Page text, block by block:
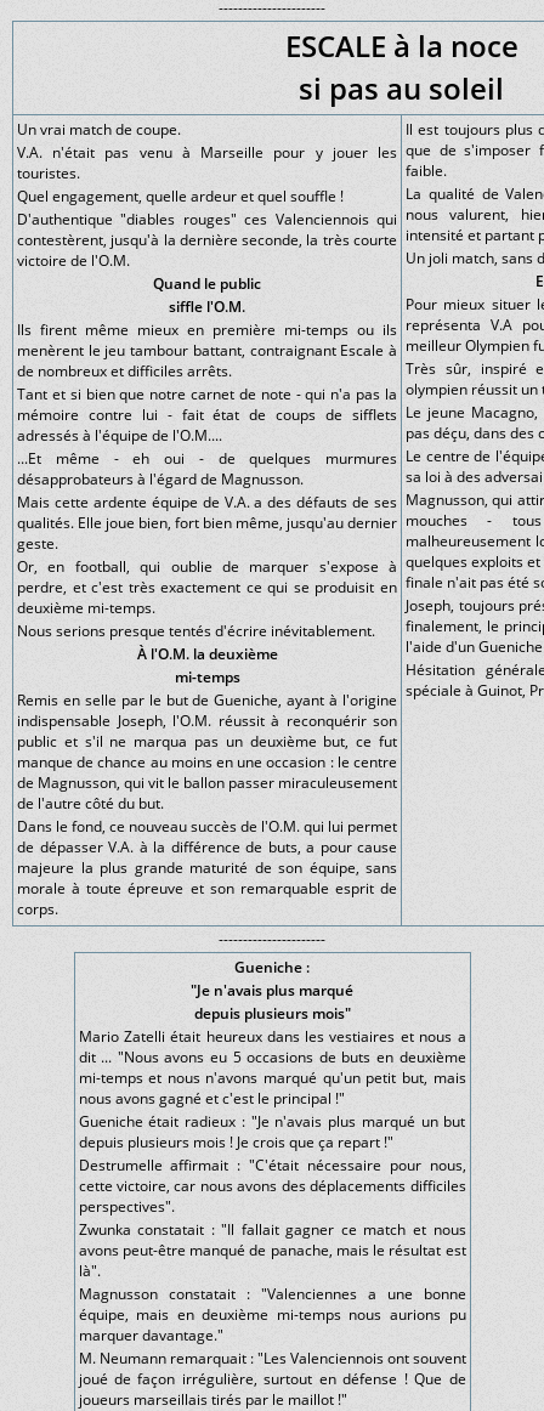
----------------------
ESCALE à la noce
si pas au soleil
Un vrai match de coupe.
V.A. n'était pas venu à Marseille pour y jouer les
touristes.
Quel engagement, quelle ardeur et quel souffle !
D'authentique "diables rouges" ces Valenciennois qui
contestèrent, jusqu'à la dernière seconde, la très courte
victoire de l'O.M.
Quand le public
siffle l'O.M.
Ils firent même mieux en première mi-temps ou ils
menèrent le jeu tambour battant, contraignant Escale à
de nombreux et difficiles arrêts.
Tant et si bien que notre carnet de note - qui n'a pas la
mémoire contre lui - fait état de coups de sifflets
adressés à l'équipe de l'O.M....
...Et même - eh oui - de quelques murmures
désapprobateurs à l'égard de Magnusson.
Mais cette ardente équipe de V.A. a des défauts de ses
qualités. Elle joue bien, fort bien même, jusqu'au dernier
geste.
Or, en football, qui oublie de marquer s'expose à
perdre, et c'est très exactement ce qui se produisit en
deuxième mi-temps.
Nous serions presque tentés d'écrire inévitablement.
À l'O.M. la deuxième
mi-temps
Remis en selle par le but de Gueniche, ayant à l'origine
indispensable Joseph, l'O.M. réussit à reconquérir son
public et s'il ne marqua pas un deuxième but, ce fut
manque de chance au moins en une occasion : le centre
de Magnusson, qui vit le ballon passer miraculeusement
de l'autre côté du but.
Dans le fond, ce nouveau succès de l'O.M. qui lui permet
de dépasser V.A. à la différence de buts, a pour cause
majeure la plus grande maturité de son équipe, sans
morale à toute épreuve et son remarquable esprit de
corps.
Il est toujours plus
que de s'imposer
faible.
La qualité de
nous valurent,
intensité et partant
Un joli match, sans
Pour mieux situer
représenta V.A
meilleur Olympien
Très sûr, inspiré
olympien réussit un
Le jeune
pas déçu, dans des
Le centre de
sa loi à des
Magnusson, qui
mouches -
malheureusement
quelques exploits
finale n'ait pas été
Joseph, toujours
finalement, le
l'aide d'un
Hésitation
spéciale à Guinot,
----------------------
Gueniche :
"Je n'avais plus marqué
depuis plusieurs mois"
Mario Zatelli était heureux dans les vestiaires et nous a
dit ... "Nous avons eu 5 occasions de buts en deuxième
mi-temps et nous n'avons marqué qu'un petit but, mais
nous avons gagné et c'est le principal !"
Gueniche était radieux : "Je n'avais plus marqué un but
depuis plusieurs mois ! Je crois que ça repart !"
Destrumelle affirmait : "C'était nécessaire pour nous,
cette victoire, car nous avons des déplacements difficiles
perspectives".
Zwunka constatait : "Il fallait gagner ce match et nous
avons peut-être manqué de panache, mais le résultat est
là".
Magnusson constatait : "Valenciennes a une bonne
équipe, mais en deuxième mi-temps nous aurions pu
marquer davantage."
M. Neumann remarquait : "Les Valenciennois ont souvent
joué de façon irrégulière, surtout en défense ! Que de
joueurs marseillais tirés par le maillot !"